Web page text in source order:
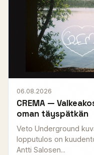
06.08.2026
CREMA —
oman täyspätkän
Veto Underground
lopputulos on
Antti Salosen...